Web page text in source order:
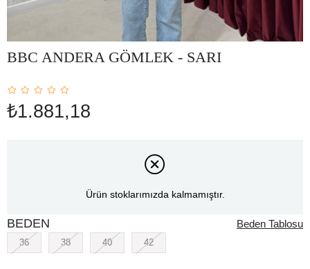
BBC ANDERA GÖMLEK - SARI
₺1.881,18
Ürün stoklarımızda kalmamıştır.
BEDEN
36 38 40 42
Beden Tablosu